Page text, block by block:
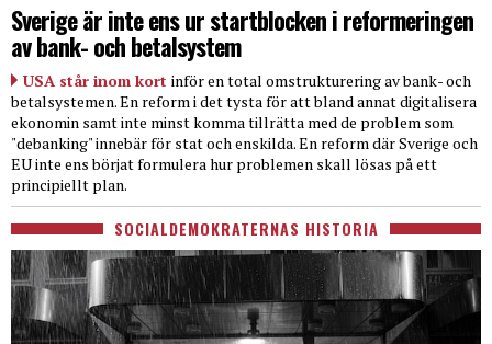
Sverige är inte ens ur startblocken i reformeringen
av bank- och betalsystem
USA står inom kort inför en total omstrukturering av bank- och
betalsystemen. En reform i det tysta för att bland annat digitalisera
ekonomin samt inte minst komma tillrätta med de problem som
"debanking" innebär för stat och enskilda. En reform där Sverige och
EU inte ens börjat formulera hur problemen skall lösas på ett
principiellt plan.
SOCIALDEMOKRATERNAS HISTORIA